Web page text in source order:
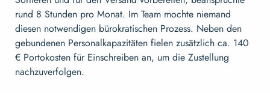
rund 8 Stunden pro Monat. Im Team mochte niemand
diesen notwendigen bürokratischen Prozess. Neben den
gebundenen Personalkapazitäten fielen zusätzlich ca. 140
€ Portokosten für Einschreiben an, um die Zustellung
nachzuverfolgen.